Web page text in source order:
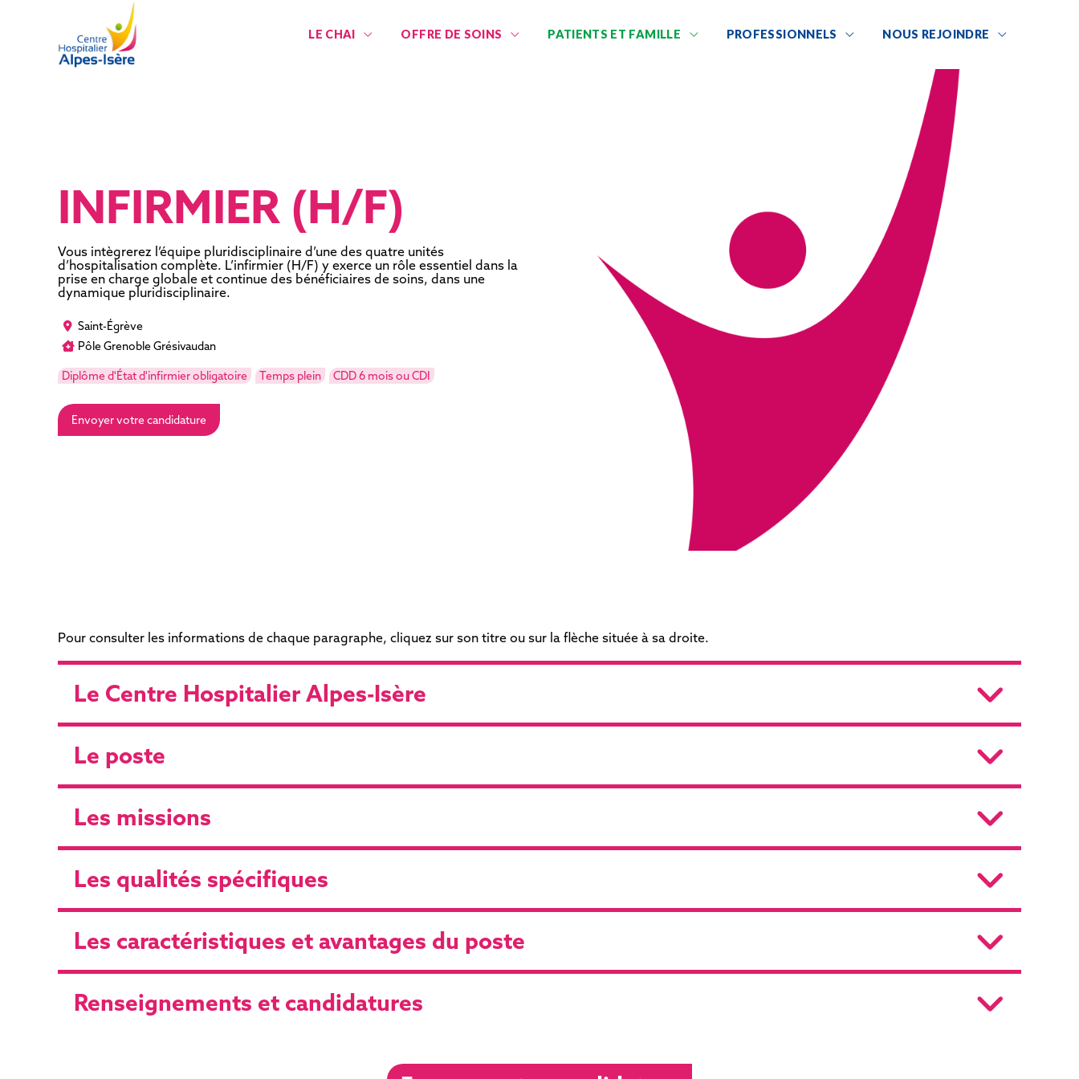
LE CHAI OFFRE DE SOINS PATIENTS ET FAMILLE PROFESSIONNELS NOUS REJOINDRE
INFIRMIER (H/F)
Vous intègrerez l’équipe pluridisciplinaire d’une des quatre unités
d’hospitalisation complète. L’infirmier (H/F) y exerce un rôle essentiel dans la
prise en charge globale et continue des bénéficiaires de soins, dans une
dynamique pluridisciplinaire.
Saint-Égrève
Pôle Grenoble Grésivaudan
Diplôme d'État d'infirmier obligatoire Temps plein CDD 6 mois ou CDI
Envoyer votre candidature
Pour consulter les informations de chaque paragraphe, cliquez sur son titre ou sur la flèche située à sa droite.
Le Centre Hospitalier Alpes-Isère
Le poste
Les missions
Les qualités spécifiques
Les caractéristiques et avantages du poste
Renseignements et candidatures